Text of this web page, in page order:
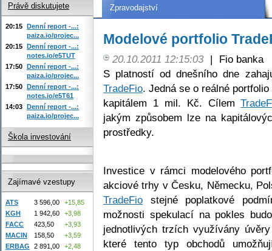
Zpravodajství
Modelové portfolio
20.10.2011 12:15:03 |
Fio banka
S platností od dnešního dne
TradeFio. Jedná se o reálné
kapitálem 1 mil. Kč. Cílem
jakým způsobem lze na
prostředky.
Investice v rámci modelového
akciové trhy v Česku, Německu,
TradeFio stejné poplatkové
možnosti spekulací na pokles
jednotlivých trzích využívány
které tento typ obchodů
Právě diskutujete
20:15 Denní report -...:
paiza.io/projec...
20:15 Denní report -...:
notes.io/e5TUT
17:50 Denní report -...:
paiza.io/projec...
17:50 Denní report -...:
notes.io/e5T61
14:03 Denní report -...:
paiza.io/projec...
Škola investování
Zajímavé vzestupy
ATS 3 596,00
+15,85
KGH
1 942,60
+3,98
FACC
423,50
+3,93
MACIN
158,50
+3,59
ERBAG
2 891,00 +2,48